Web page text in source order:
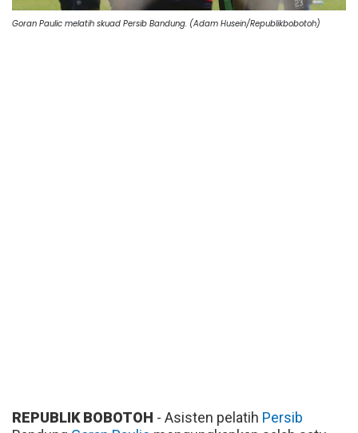
Goran Paulic melatih skuad Persib Bandung. (Adam Husein/Republikbobotoh)
REPUBLIK BOBOTOH - Asisten pelatih Persib